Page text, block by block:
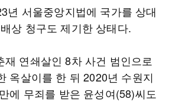
년 서울중앙지법에 국가를 상대
상 청구도 제기한 상태다.
재 연쇄살인 8차 사건 범인으로
옥살이를 한 뒤 2020년 수원지
에 무죄를 받은 윤성여(58)씨도